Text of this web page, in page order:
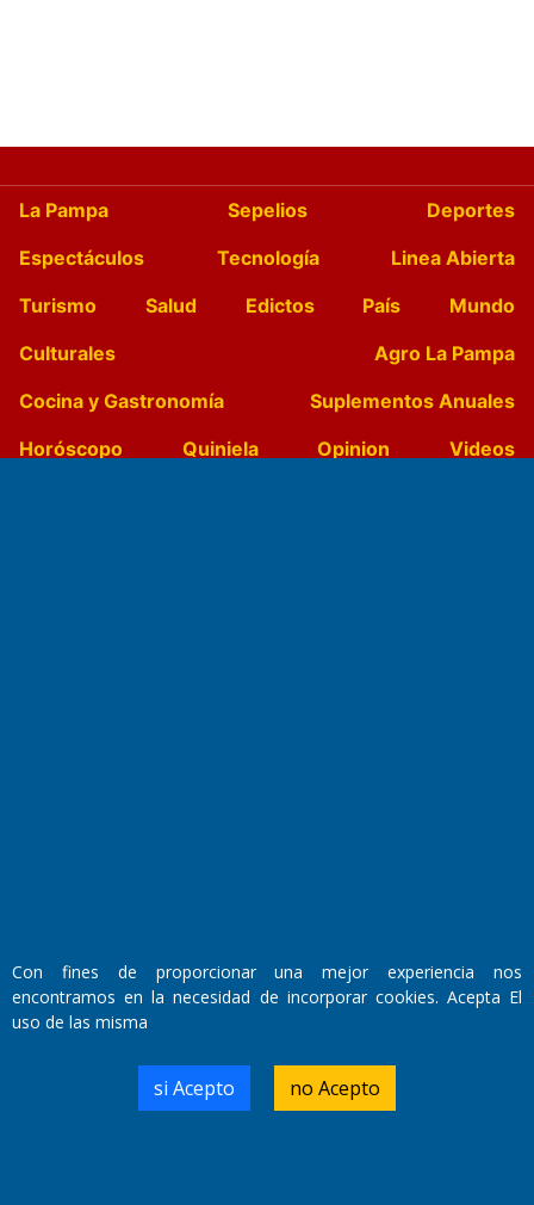
La Pampa Sepelios
Deportes
Espectáculos
Tecnología
Linea Abierta
Turismo
Salud Edictos País
Mundo
Culturales
Agro La Pampa
Cocina y Gastronomía
Suplementos Anuales
Horóscopo
Quiniela Opinion
Videos
Primera edición: Domingo 3 de Mayo de 1992
Miembro de ADIRA,ADEPA y CPPAL
Propietario: El Diario SRL
Walter René Goñi
Con fines de proporcionar una mejor experiencia nos
encontramos en la necesidad de incorporar cookies. Acepta El
uso de las misma
si Acepto no Acepto